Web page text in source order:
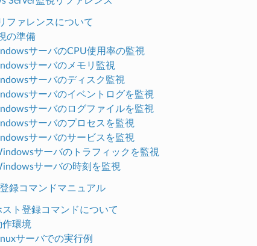
ファレンスについて
の準備
サーバのCPU使用率の監視
サーバのメモリ監視
サーバのディスク監視
サーバのイベントログを監視
サーバのログファイルを監視
サーバのプロセスを監視
サーバのサービスを監視
サーバのトラフィックを監視
サーバの時刻を監視
録コマンドマニュアル
スト登録コマンドについて
作環境
サーバでの実行例